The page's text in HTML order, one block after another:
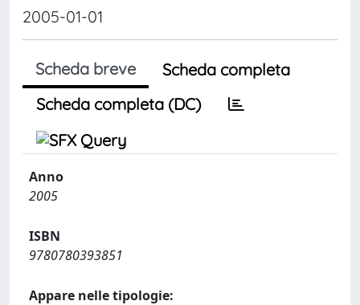
2005-01-01
Scheda breve
Scheda completa
Scheda completa (DC)
Anno
2005
ISBN
9780780393851
Appare nelle tipologie: